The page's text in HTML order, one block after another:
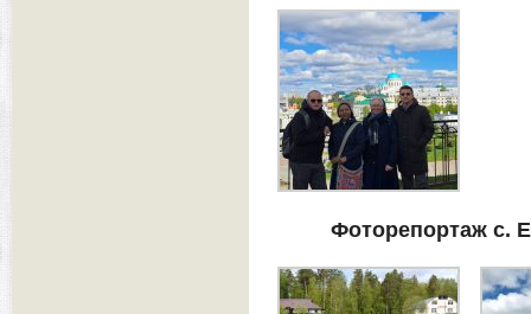
Фоторепортаж с.